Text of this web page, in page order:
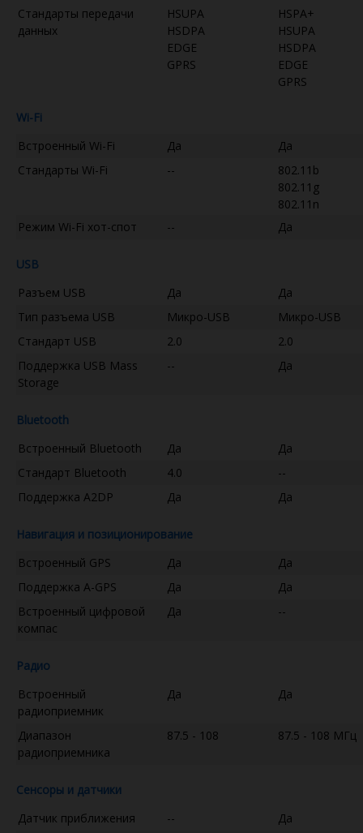
Стандарты передачи
данных
HSUPA
HSDPA
EDGE
GPRS
HSPA+
HSUPA
HSDPA
EDGE
GPRS
Wi-Fi
Встроенный Wi-Fi
Да
Да
Стандарты Wi-Fi
--
802.11b
802.11g
802.11n
Режим Wi-Fi хот-спот
-- Да
USB
Разъем USB
Да
Да
Тип разъема USB
Микро-USB
Микро-USB
Стандарт USB
2.0
2.0
Поддержка USB Mass
Storage
-- Да
Bluetooth
Встроенный Bluetooth
Да
Да
Стандарт Bluetooth
4.0
--
Поддержка A2DP
Да Да
Навигация и позиционирование
Встроенный GPS
Да
Да
Поддержка A-GPS
Да
Да
Встроенный цифровой
компас
Да --
Радио
Встроенный
радиоприемник
Да Да
Диапазон
радиоприемника
87.5 - 108 87.5 - 108 МГц
Сенсоры и датчики
Датчик приближения
-- Да